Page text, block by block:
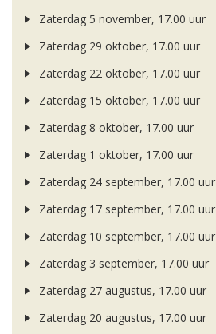
Zaterdag 5 november, 17.00 uur
Zaterdag 29 oktober, 17.00 uur
Zaterdag 22 oktober, 17.00 uur
Zaterdag 15 oktober, 17.00 uur
Zaterdag 8 oktober, 17.00 uur
Zaterdag 1 oktober, 17.00 uur
Zaterdag 24 september, 17.00 uur
Zaterdag 17 september, 17.00 uur
Zaterdag 10 september, 17.00 uur
Zaterdag 3 september, 17.00 uur
Zaterdag 27 augustus, 17.00 uur
Zaterdag 20 augustus, 17.00 uur